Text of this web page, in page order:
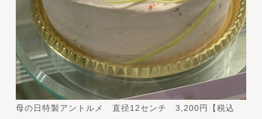
母の日特製アントルメ 直径12センチ 3,200円【税込